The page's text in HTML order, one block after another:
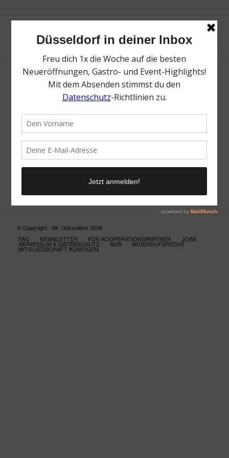
Neue Suche
Suchergebnis nicht zufriedenstellend? Versuche es mal mit
einem Wortteil oder einer anderen Schreibweise.
© Copyright - Mr. Düsseldorf 2026
FAQ
NEWSLETTER FÜR KOOPERATIONSPARTNER JOBS
IMPRESSUM & DATENSCHUTZ AGB WIDERRUFSRECHT
MITGLIEDSCHAFT KÜNDIGEN